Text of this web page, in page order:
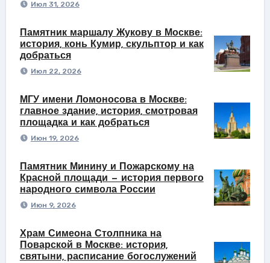
Июл 31, 2026
Памятник маршалу Жукову в Москве:
история, конь Кумир, скульптор и как
добраться
Июл 22, 2026
МГУ имени Ломоносова в Москве:
главное здание, история, смотровая
площадка и как добраться
Июн 19, 2026
Памятник Минину и Пожарскому на
Красной площади — история первого
народного символа России
Июн 9, 2026
Храм Симеона Столпника на
Поварской в Москве: история,
святыни, расписание богослужений